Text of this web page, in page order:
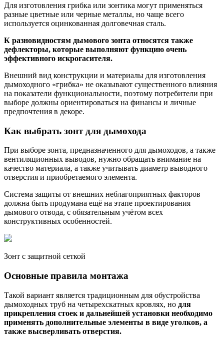
Для изготовления грибка или зонтика могут применяться
разные цветные или черные металлы, но чаще всего
используется оцинкованная долговечная сталь.
К разновидностям дымового зонта относятся также
дефлекторы, которые выполняют функцию очень
эффективного искрогасителя.
Внешний вид конструкции и материалы для изготовления
дымоходного «грибка» не оказывают существенного влияния
на показатели функциональности, поэтому потребители при
выборе должны ориентироваться на финансы и личные
предпочтения в декоре.
Как выбрать зонт для дымохода
При выборе зонта, предназначенного для дымоходов, а также
вентиляционных выводов, нужно обращать внимание на
качество материала, а также учитывать диаметр выводного
отверстия и приобретаемого элемента.
Система защиты от внешних неблагоприятных факторов
должна быть продумана ещё на этапе проектирования
дымового отвода, с обязательным учётом всех
конструктивных особенностей.
Зонт с защитной сеткой
Основные правила монтажа
Такой вариант является традиционным для обустройства
дымоходных труб на четырехскатных кровлях, но для
прикрепления стоек и дальнейшей установки необходимо
применять дополнительные элементы в виде уголков, а
также высверливать отверстия.